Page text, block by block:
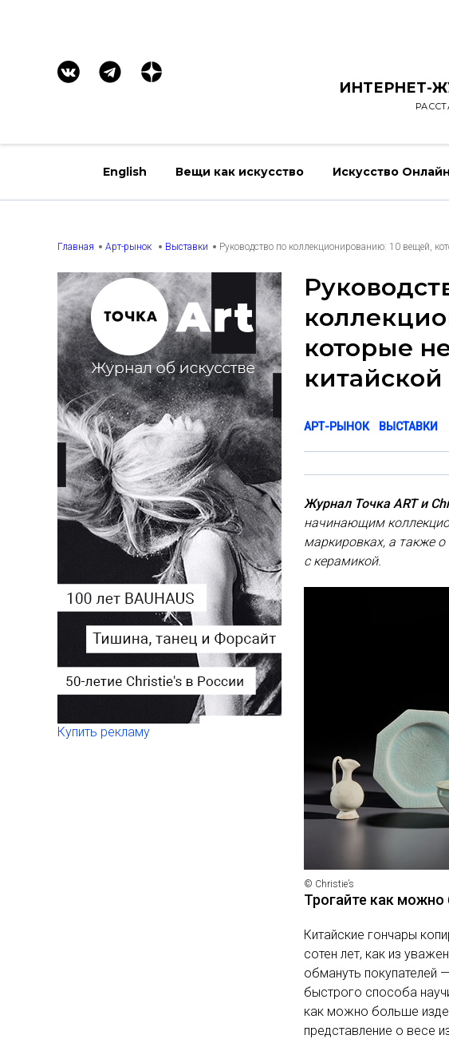
ИНТЕРНЕТ-
English Вещи как искусство Искусство Онлайн
Главная Арт-рынок Выставки Руководство по коллекционированию: 10 вещей,
Купить рекламу
которые
АРТ-РЫНОК ВЫСТАВКИ
Журнал Точка ART и
начинающим
маркировках, а также
с керамикой.
© Christie’s
Трогайте как
Китайские гончары
сотен лет, как из
обмануть покупателей
быстрого способа
как можно больше
представление о весе